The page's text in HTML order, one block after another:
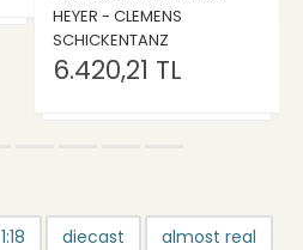
HEYER - CLEMENS
SCHICKENTANZ
6.420,21 TL
1:18 diecast almost real